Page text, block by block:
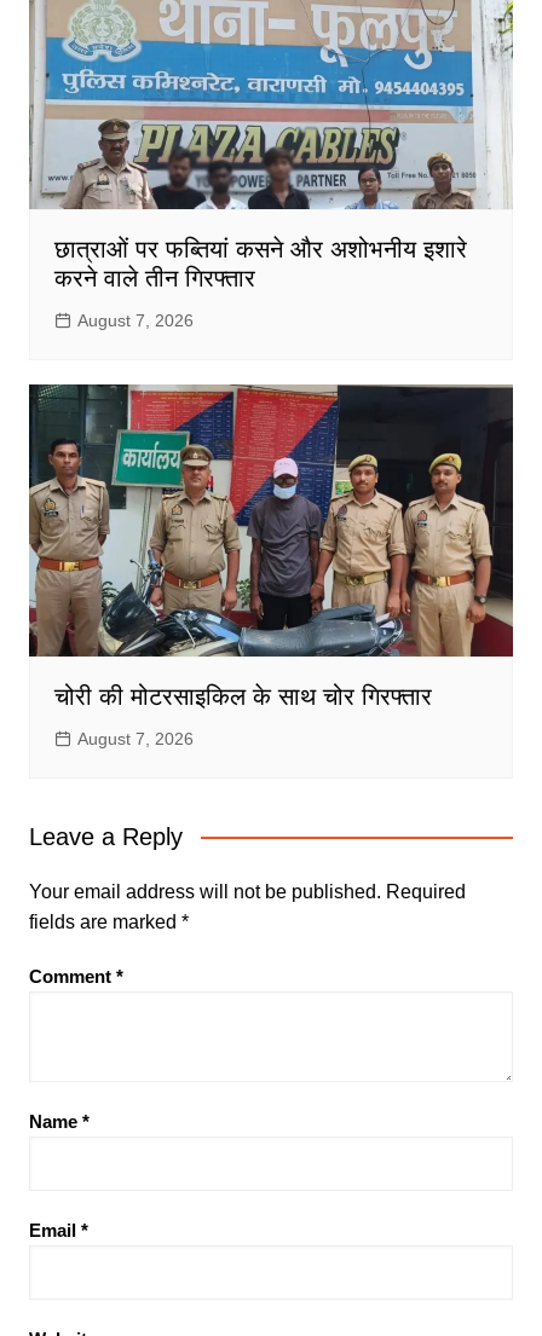
छात्राओं पर फब्तियां कसने और अशोभनीय इशारे
करने वाले तीन गिरफ्तार
August 7, 2026
चोरी की मोटरसाइकिल के साथ चोर गिरफ्तार
August 7, 2026
Leave a Reply
Your email address will not be published. Required
fields are marked *
Comment *
Name *
Email *